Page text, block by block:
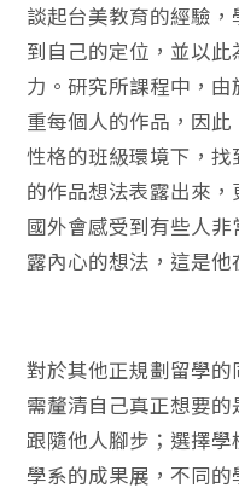
談起台美教育的經驗
到自己的定位，並以
力。研究所課程中，
重每個人的作品，因
性格的班級環境下，
的作品想法表露出來
國外會感受到有些人
露內心的想法，這是他
對於其他正規劃留學
需釐清自己真正想要
跟隨他人腳步；選擇
學系的成果展，不同